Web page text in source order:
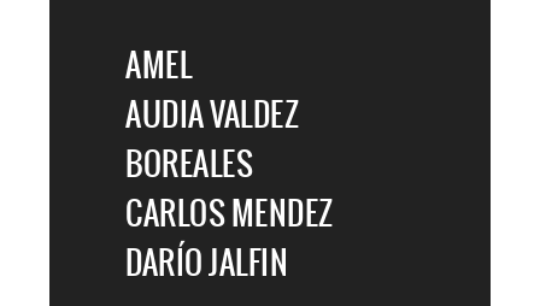

AMEL
AUDIA VALDEZ
BOREALES
CARLOS MENDEZ
DARÍO JALFIN